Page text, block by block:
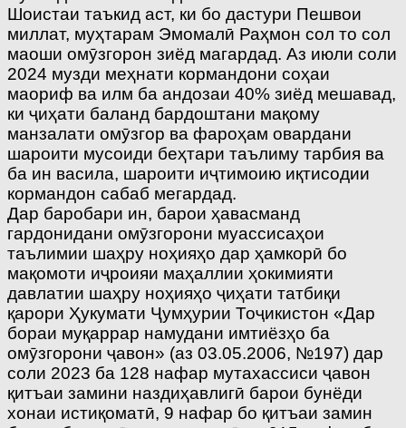
Шоистаи таъкид аст, ки бо дастури Пешвои
миллат, муҳтарам Эмомалӣ Раҳмон сол то сол
маоши омӯзгорон зиёд магардад. Аз июли соли
2024 музди меҳнати кормандони соҳаи
маориф ва илм ба андозаи 40% зиёд мешавад,
ки ҷиҳати баланд бардоштани мақому
манзалати омӯзгор ва фароҳам овардани
шароити мусоиди беҳтари таълиму тарбия ва
ба ин васила, шароити иҷтимоию иқтисодии
кормандон сабаб мегардад.
Дар баробари ин, барои ҳавасманд
гардонидани омӯзгорони муассисаҳои
таълимии шаҳру ноҳияҳо дар ҳамкорӣ бо
мақомоти иҷроияи маҳаллии ҳокимияти
давлатии шаҳру ноҳияҳо ҷиҳати татбиқи
қарори Ҳукумати Ҷумҳурии Тоҷикистон «Дар
бораи муқаррар намудани имтиёзҳо ба
омӯзгорони ҷавон» (аз 03.05.2006, №197) дар
соли 2023 ба 128 нафар мутахассиси ҷавон
қитъаи замини наздиҳавлигӣ барои бунёди
хонаи истиқоматӣ, 9 нафар бо қитъаи замин